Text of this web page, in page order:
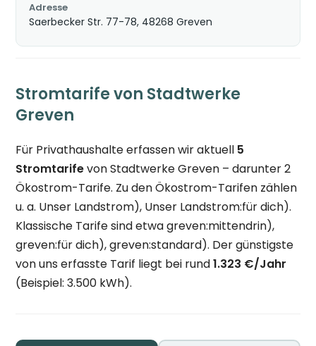
Adresse
Saerbecker Str. 77-78, 48268 Greven
Stromtarife von Stadtwerke
Greven
Für Privathaushalte erfassen wir aktuell 5
Stromtarifevon Stadtwerke Greven – darunter 2
Ökostrom-Tarife. Zu den Ökostrom-Tarifen zählen
u. a. Unser Landstrom), Unser Landstrom:für dich).
Klassische Tarife sind etwa greven:mittendrin),
greven:für dich), greven:standard). Der günstigste
von uns erfasste Tarif liegt bei rund1.323 €/Jahr
(Beispiel: 3.500 kWh).